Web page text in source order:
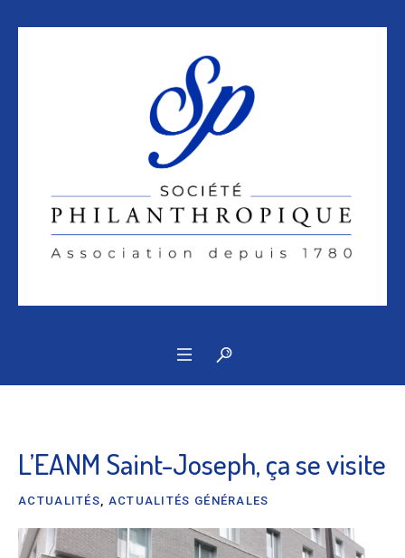
L’EANM Saint-Joseph, ça se visite
ACTUALITÉS ACTUALITÉS GÉNÉRALES